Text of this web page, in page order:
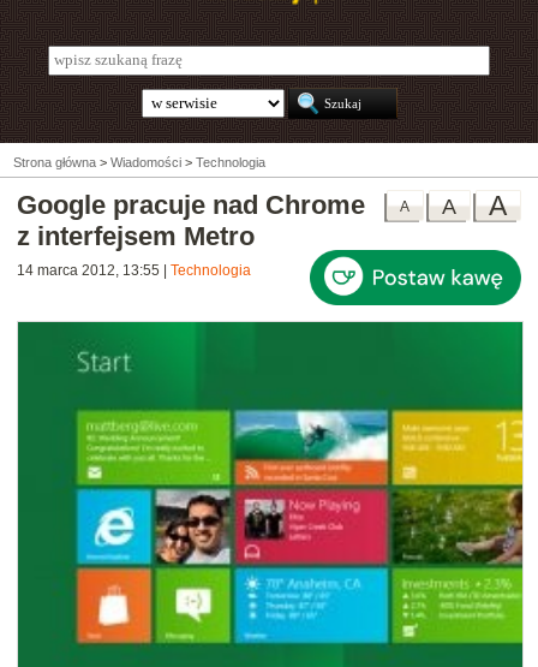
Strona główna > Wiadomości > Technologia
A
A
A
Google pracuje nad Chrome
z interfejsem Metro
14 marca 2012, 13:55 Technologia